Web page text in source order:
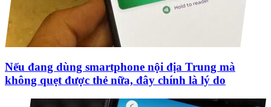
Nếu đang dùng smartphone nội địa Trung mà
không quẹt được thẻ nữa, đây chính là lý do